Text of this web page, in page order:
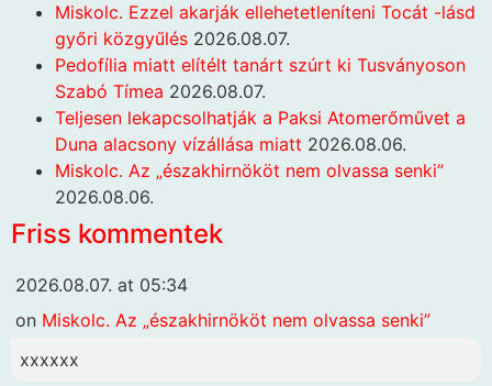
Miskolc. Ezzel akarják ellehetetleníteni Tocát -lásd
győri közgyűlés 2026.08.07.
Pedofília miatt elítélt tanárt szúrt ki Tusványoson
Szabó Tímea 2026.08.07.
Teljesen lekapcsolhatják a Paksi Atomerőművet a
Duna alacsony vízállása miatt 2026.08.06.
Miskolc. Az „északhirnököt nem olvassa senki”
2026.08.06.
Friss kommentek
2026.08.07. at 05:34
on Miskolc. Az „északhirnököt nem olvassa senki”
xxxxxx